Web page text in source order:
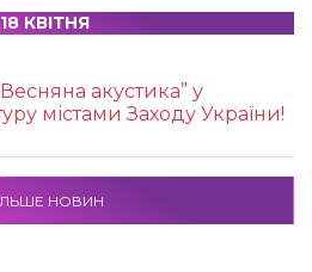
18 КВІТНЯ
акустика” у
містами Заходу України!
НОВИН